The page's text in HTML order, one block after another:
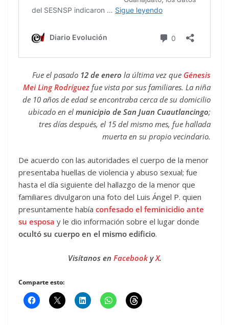
Fue el pasado 12 de enero la última vez que Génesis
Mei Ling Rodríguez fue vista por sus familiares. La niña
de 10 años de edad se encontraba cerca de su domicilio
ubicado en el municipio de San Juan Cuautlancingo;
tres días después, el 15 del mismo mes, fue hallada
muerta en su propio vecindario.
De acuerdo con las autoridades el cuerpo de la menor
presentaba huellas de violencia y abuso sexual; fue
hasta el día siguiente del hallazgo de la menor que
familiares divulgaron una foto del Luis Ángel P. quien
presuntamente había confesado el feminicidio ante
su esposa y le dio información sobre el lugar donde
ocultó su cuerpo en el mismo edificio.
Visítanos en FacebookyX.
Comparte esto: